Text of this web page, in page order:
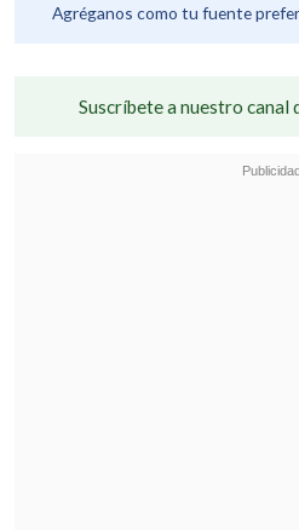
Agréganos como tu fuente
Suscríbete a nuestro canal